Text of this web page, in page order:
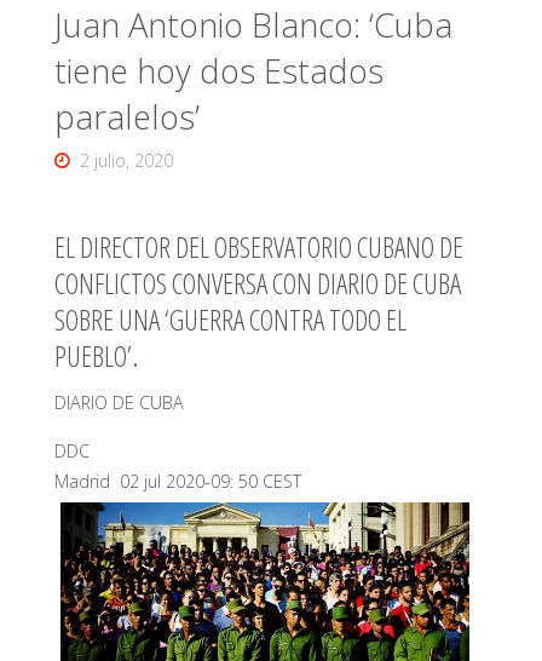
Juan Antonio Blanco: ‘Cuba
tiene hoy dos Estados
paralelos’
2 julio, 2020
EL DIRECTOR DEL OBSERVATORIO CUBANO DE
CONFLICTOS CONVERSA CON DIARIO DE CUBA
SOBRE UNA ‘GUERRA CONTRA TODO EL
PUEBLO’.
DIARIO DE CUBA
DDC
Madrid 02 jul 2020-09: 50 CEST